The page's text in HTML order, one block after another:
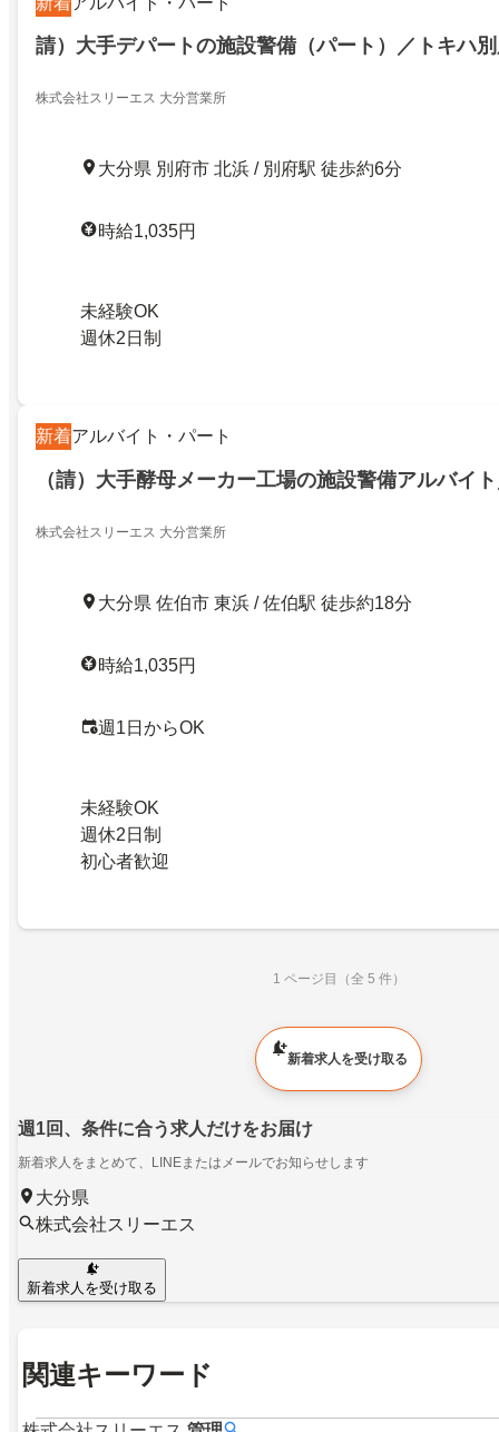
請）大手デパートの施設警備（パート）／トキハ
株式会社スリーエス 大分営業所
大分県 別府市 北浜 / 別府駅 徒歩約6分
時給1,035円
未経験OK
週休2日制
新着アルバイト・パート
（請）大手酵母メーカー工場の施設警備アルバイ
株式会社スリーエス 大分営業所
大分県 佐伯市 東浜 / 佐伯駅 徒歩約18分
時給1,035円
週1日からOK
未経験OK
週休2日制
初心者歓迎
1 ページ目（全 5 件）
新着求人を受け取る
週1回、条件に合う求人だけをお届け
新着求人をまとめて、LINEまたはメールでお知らせします
大分県
株式会社スリーエス
新着求人を受け取る
関連キーワード